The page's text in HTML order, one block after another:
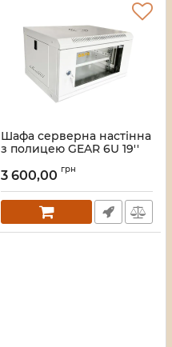
Шафа серверна настінна
з полицею GEAR 6U 19''
(GWMSN-6U-600-450G)
Артикул:28_416
3 600,00 грн